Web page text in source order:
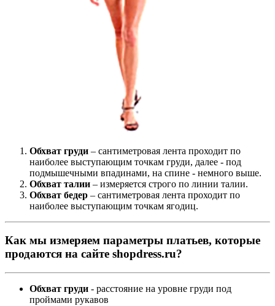
Обхват груди – сантиметровая лента проходит по
наиболее выступающим точкам груди, далее - под
подмышечными впадинами, на спине - немного выше.
Обхват талии – измеряется строго по линии талии.
Обхват бедер – сантиметровая лента проходит по
наиболее выступающим точкам ягодиц.
Как мы измеряем параметры платьев, которые
продаются на сайте shopdress.ru?
Обхват груди - расстояние на уровне груди под
проймами рукавов